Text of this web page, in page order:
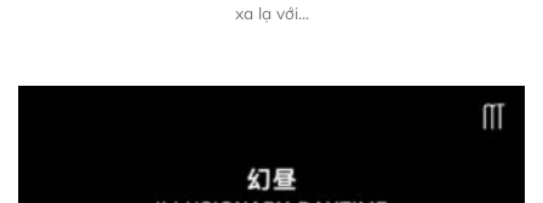
xa lạ với...